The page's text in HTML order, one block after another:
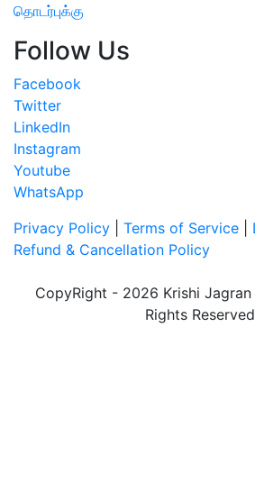
தொடர்புக்கு
Follow Us
Facebook
Twitter
LinkedIn
Instagram
Youtube
WhatsApp
Privacy Policy
Terms of Service
Refund & Cancellation Policy
CopyRight - 2026 Krishi
Rights